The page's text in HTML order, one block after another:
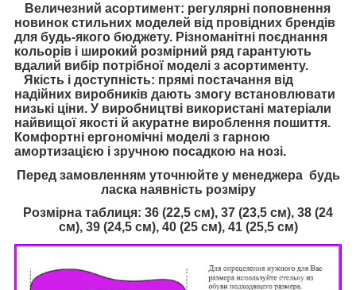
Величезний асортимент: регулярні поповнення
новинок стильних моделей від провідних брендів
для будь-якого бюджету. Різноманітні поєднання
кольорів і широкий розмірний ряд гарантують
вдалий вибір потрібної моделі з асортименту.
Якість і доступність: прямі постачання від
надійних виробників дають змогу встановлювати
низькі ціни. У виробництві використані матеріали
найвищої якості й акуратне вироблення пошиття.
Комфортні ергономічні моделі з гарною
амортизацією і зручною посадкою на нозі.
Перед замовленням уточнюйте у менеджера будь
ласка наявність розміру
Розмірна таблиця: 36 (22,5 см), 37 (23,5 см), 38 (24
см), 39 (24,5 см), 40 (25 см), 41 (25,5 см)